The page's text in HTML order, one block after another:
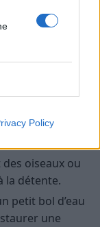
Policy
pour vous
quelques
espace :
:Le
oiseaux ou
la détente.
petit bol d’eau
une